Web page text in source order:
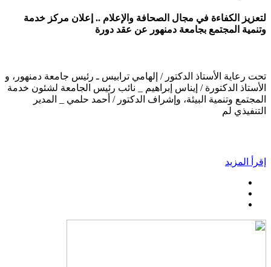
لتعزيز الكفاءة في مجال الصحافة والإعلام .. إعلان مركز خدمة
وتنمية المجتمع بجامعة دمنهور عن عقد دورة
تحت رعاية الأستاذ الدكتور / إلهامي ترابيس ـ رئيس جامعة دمنهور، و
الأستاذ الدكتورة / إيناس إبراهيم _ نائب رئيس الجامعة لشئون خدمة
المجتمع وتنمية البيئة، وإشراف الدكتور / أحمد حلمي _ المدير
التنفيذي لم
إقرأ المزيد